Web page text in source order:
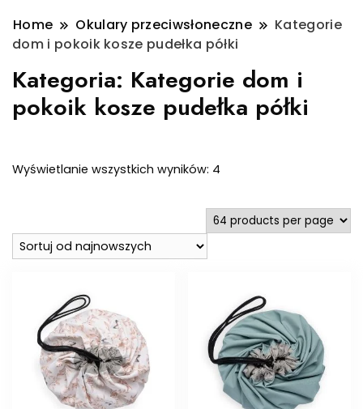
Home Okulary przeciwsłoneczne
Kategorie
dom i pokoik kosze pudełka półki
Kategoria: Kategorie dom i
pokoik kosze pudełka półki
Wyświetlanie wszystkich wyników: 4
najnowszych